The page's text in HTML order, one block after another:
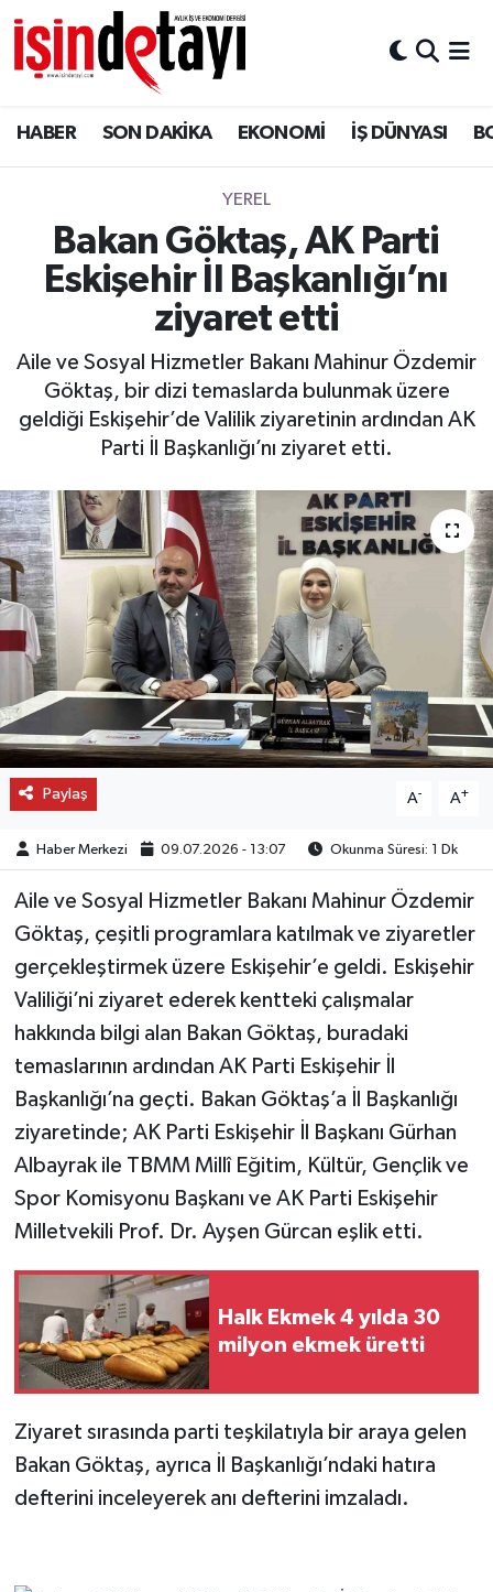
HABER SON DAKİKA EKONOMİ İŞ DÜNYASI
YEREL
Bakan Göktaş, AK Parti
Eskişehir İl Başkanlığı’nı
ziyaret etti
Aile ve Sosyal Hizmetler Bakanı Mahinur Özdemir
Göktaş, bir dizi temaslarda bulunmak üzere
geldiği Eskişehir’de Valilik ziyaretinin ardından AK
Parti İl Başkanlığı’nı ziyaret etti.
Paylaş A- A+
Haber Merkezi 09.07.2026 - 13:07 Okunma Süresi: 1 Dk
Aile ve Sosyal Hizmetler Bakanı Mahinur Özdemir
Göktaş, çeşitli programlara katılmak ve ziyaretler
gerçekleştirmek üzere Eskişehir’e geldi. Eskişehir
Valiliği’ni ziyaret ederek kentteki çalışmalar
hakkında bilgi alan Bakan Göktaş, buradaki
temaslarının ardından AK Parti Eskişehir İl
Başkanlığı’na geçti. Bakan Göktaş’a İl Başkanlığı
ziyaretinde; AK Parti Eskişehir İl Başkanı Gürhan
Albayrak ile TBMM Millî Eğitim, Kültür, Gençlik ve
Spor Komisyonu Başkanı ve AK Parti Eskişehir
Milletvekili Prof. Dr. Ayşen Gürcan eşlik etti.
Halk Ekmek 4 yılda 30
milyon ekmek üretti
Ziyaret sırasında parti teşkilatıyla bir araya gelen
Bakan Göktaş, ayrıca İl Başkanlığı’ndaki hatıra
defterini inceleyerek anı defterini imzaladı.
DÜNYA
Eğitim
ENERJİ HABERİ
GAYRİMENKUL
HABER
LOJİSTİK
OTO DETAY
SAĞLIK
SON DAKİKA
SPOR
FİNANS
Nöbetçi Eczaneler
Hava Durumu
İstanbul Namaz Vakitleri
Trafik Durumu
Süper Lig Puan Durumu ve Fikstür
Tüm Manşetler
Son Dakika Haberleri